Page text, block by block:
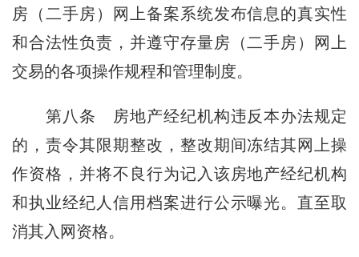
房（二手房）网上备案系统发布信息的真实性
和合法性负责，并遵守存量房（二手房）网上
交易的各项操作规程和管理制度。
第八条 房地产经纪机构违反本办法规定
的，责令其限期整改，整改期间冻结其网上操
作资格，并将不良行为记入该房地产经纪机构
和执业经纪人信用档案进行公示曝光。直至取
消其入网资格。